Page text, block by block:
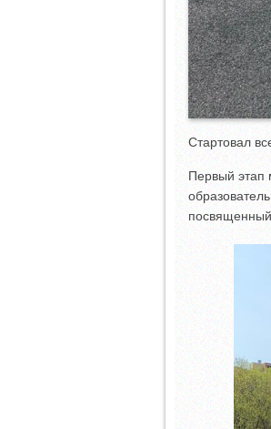
Стартовал
Первый этап